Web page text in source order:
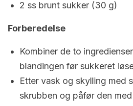
2 ss brunt sukker (30 g)
Forberedelse
Kombiner de to
blandingen før sukkeret
Etter vask og skylling med
skrubben og påfør den